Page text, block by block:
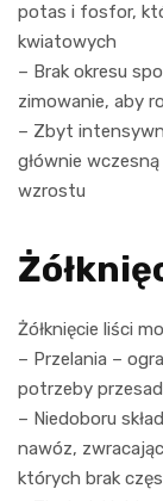
potas i fosfor,
kwiatowych
– Brak okresu
zimowanie, aby
– Zbyt
głównie
wzrostu
Żółknięcie liści
– Przelania –
potrzeby
– Niedoboru
nawóz,
których brak